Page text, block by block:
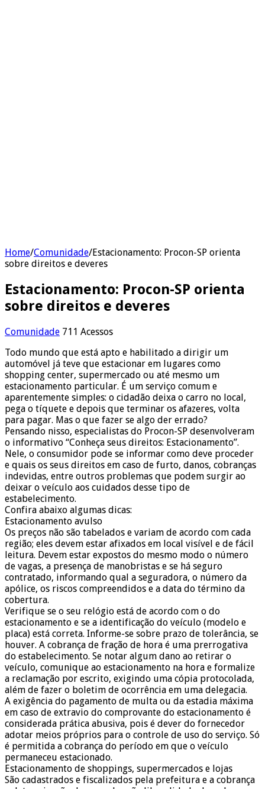
Home/Comunidade/Estacionamento: Procon-SP orienta
sobre direitos e deveres
Estacionamento: Procon-SP orienta
sobre direitos e deveres
Comunidade 711 Acessos
Todo mundo que está apto e habilitado a dirigir um
automóvel já teve que estacionar em lugares como
shopping center, supermercado ou até mesmo um
estacionamento particular. É um serviço comum e
aparentemente simples: o cidadão deixa o carro no local,
pega o tíquete e depois que terminar os afazeres, volta
para pagar. Mas o que fazer se algo der errado?
Pensando nisso, especialistas do Procon-SP desenvolveram
o informativo “Conheça seus direitos: Estacionamento”.
Nele, o consumidor pode se informar como deve proceder
e quais os seus direitos em caso de furto, danos, cobranças
indevidas, entre outros problemas que podem surgir ao
deixar o veículo aos cuidados desse tipo de
estabelecimento.
Confira abaixo algumas dicas:
Estacionamento avulso
Os preços não são tabelados e variam de acordo com cada
região; eles devem estar afixados em local visível e de fácil
leitura. Devem estar expostos do mesmo modo o número
de vagas, a presença de manobristas e se há seguro
contratado, informando qual a seguradora, o número da
apólice, os riscos compreendidos e a data do término da
cobertura.
Verifique se o seu relógio está de acordo com o do
estacionamento e se a identificação do veículo (modelo e
placa) está correta. Informe-se sobre prazo de tolerância, se
houver. A cobrança de fração de hora é uma prerrogativa
do estabelecimento. Se notar algum dano ao retirar o
veículo, comunique ao estacionamento na hora e formalize
a reclamação por escrito, exigindo uma cópia protocolada,
além de fazer o boletim de ocorrência em uma delegacia.
A exigência do pagamento de multa ou da estadia máxima
em caso de extravio do comprovante do estacionamento é
considerada prática abusiva, pois é dever do fornecedor
adotar meios próprios para o controle de uso do serviço. Só
é permitida a cobrança do período em que o veículo
permaneceu estacionado.
Estacionamento de shoppings, supermercados e lojas
São cadastrados e fiscalizados pela prefeitura e a cobrança